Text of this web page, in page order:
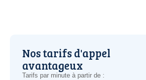
Nos tarifs d'appel
avantageux
Tarifs par minute à partir de :